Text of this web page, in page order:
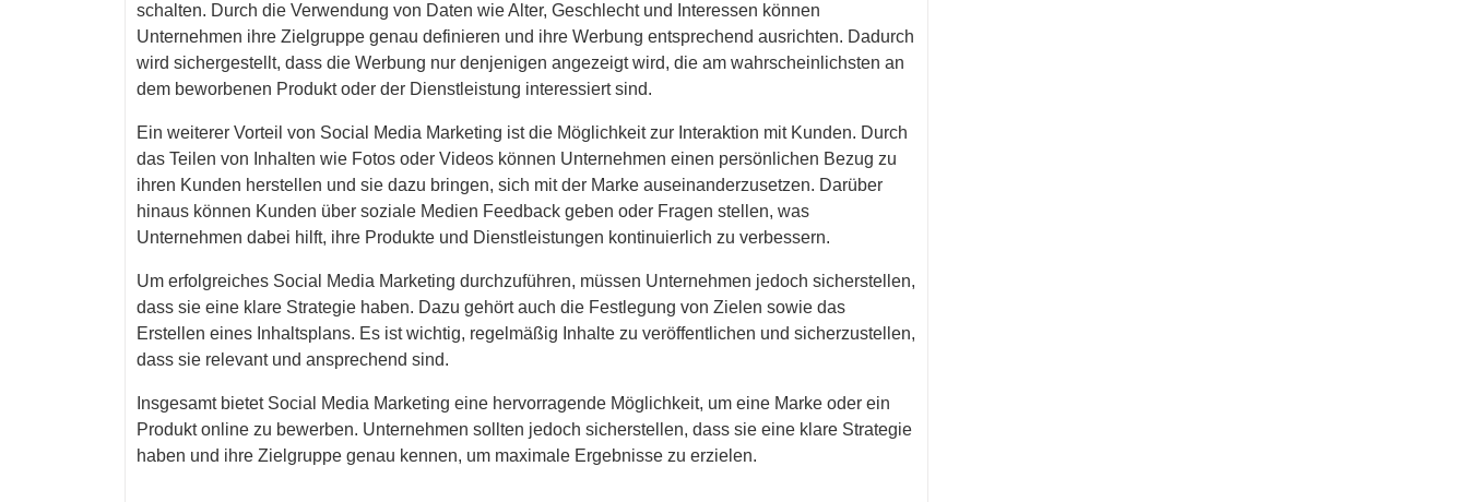
schalten. Durch die Verwendung von Daten wie Alter, Geschlecht und Interessen können
Unternehmen ihre Zielgruppe genau definieren und ihre Werbung entsprechend ausrichten. Dadurch
wird sichergestellt, dass die Werbung nur denjenigen angezeigt wird, die am wahrscheinlichsten an
dem beworbenen Produkt oder der Dienstleistung interessiert sind.
Ein weiterer Vorteil von Social Media Marketing ist die Möglichkeit zur Interaktion mit Kunden. Durch
das Teilen von Inhalten wie Fotos oder Videos können Unternehmen einen persönlichen Bezug zu
ihren Kunden herstellen und sie dazu bringen, sich mit der Marke auseinanderzusetzen. Darüber
hinaus können Kunden über soziale Medien Feedback geben oder Fragen stellen, was
Unternehmen dabei hilft, ihre Produkte und Dienstleistungen kontinuierlich zu verbessern.
Um erfolgreiches Social Media Marketing durchzuführen, müssen Unternehmen jedoch sicherstellen,
dass sie eine klare Strategie haben. Dazu gehört auch die Festlegung von Zielen sowie das
Erstellen eines Inhaltsplans. Es ist wichtig, regelmäßig Inhalte zu veröffentlichen und sicherzustellen,
dass sie relevant und ansprechend sind.
Insgesamt bietet Social Media Marketing eine hervorragende Möglichkeit, um eine Marke oder ein
Produkt online zu bewerben. Unternehmen sollten jedoch sicherstellen, dass sie eine klare Strategie
haben und ihre Zielgruppe genau kennen, um maximale Ergebnisse zu erzielen.